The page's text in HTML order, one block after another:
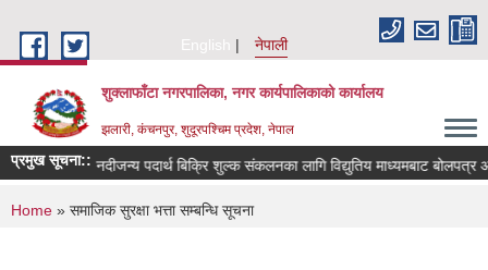
English
नेपाली
शुक्लाफाँटा नगरपालिका, नगर कार्यपालिकाको कार्यालय
झलारी, कंचनपुर, शुदूरपश्चिम प्रदेश, नेपाल
प्रमुख सूचना::
सूचना नदीजन्य पदार्थ बिक्रि शुल्क संकलनका लागि विद्युतिय माध्यमबाट बोलपत्र
You are here
Home » समाजिक सुरक्षा भत्ता सम्बन्धि सूचना